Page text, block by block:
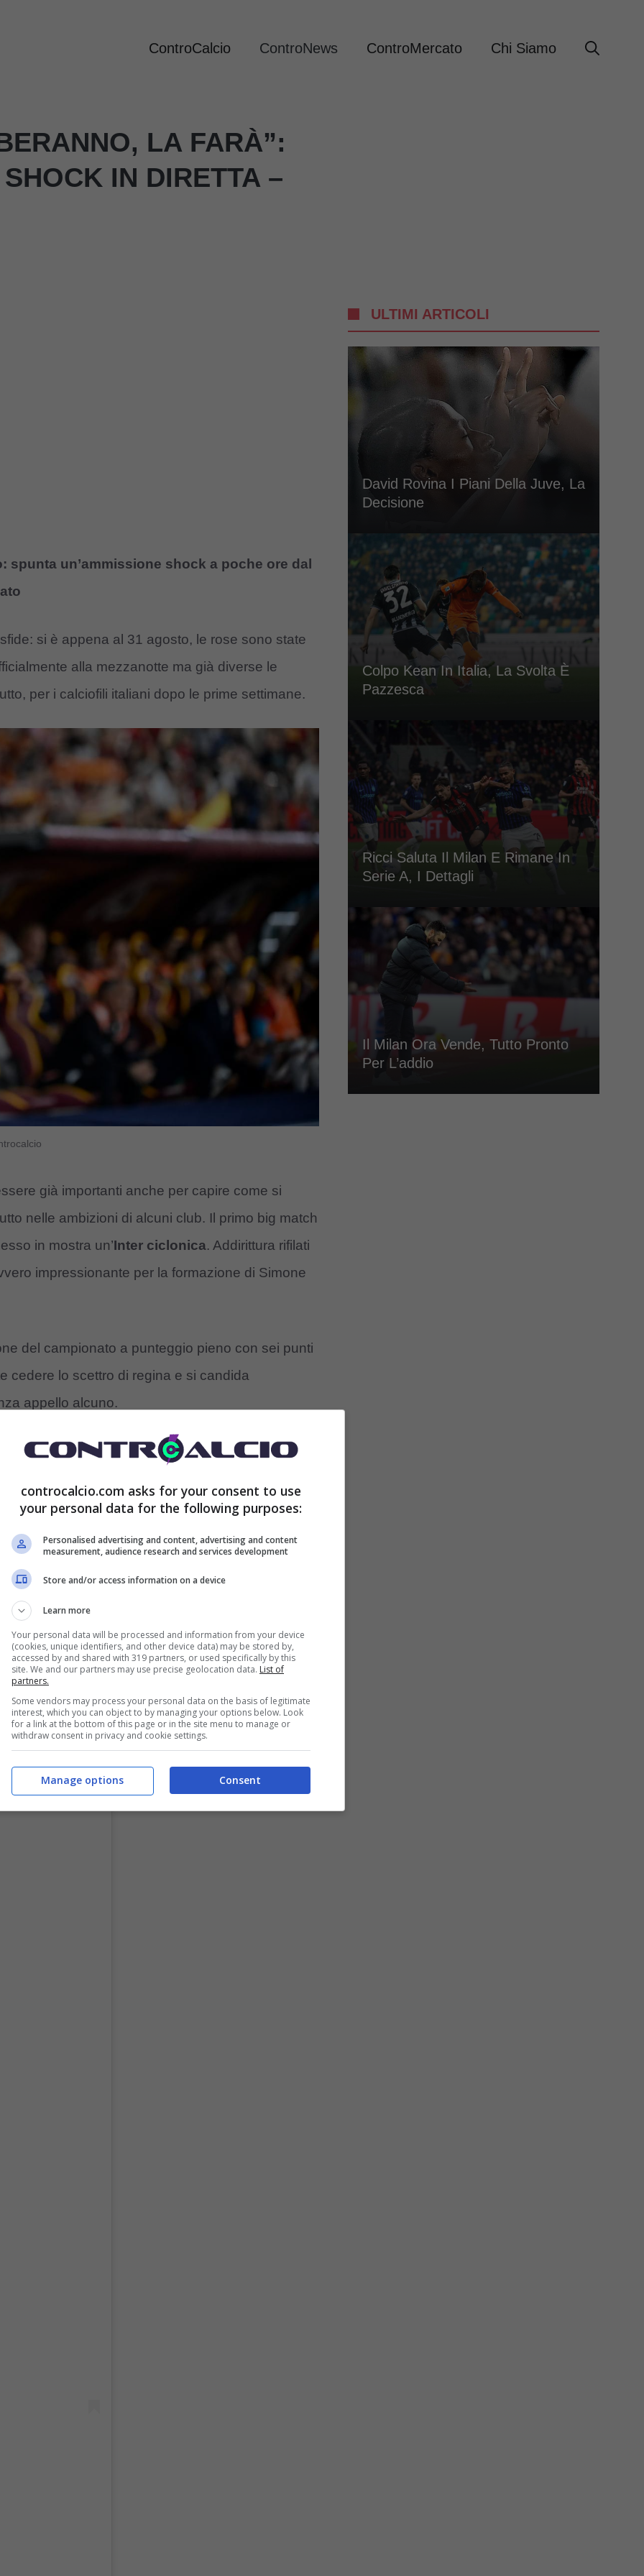
ControCalcio ControNews ControMercato Chi Siamo
LA FARÀ”:
IN DIRETTA –
spunta un’ammissione shock a poche ore dal
si è appena al 31 agosto, le rose sono state
alla mezzanotte ma già diverse le
per i calciofili italiani dopo le prime settimane.
già importanti anche per capire come si
nelle ambizioni di alcuni club. Il primo big match
in mostra un’Inter ciclonica. Addirittura rifilati
impressionante per la formazione di Simone
del campionato a punteggio pieno con sei punti
cedere lo scettro di regina e si candida
appello alcuno.
diretta: ecco cosa ha detto
il Milanancora alla ricerca della prima vittoria in
Ed i rossoneri sfideranno la Lazio, a quota tre
turno per mano dell’Udinese.
la Roma
stagione. Il tecnico capitolino al momento
acquisti che non ha certo entusiasmato e
– da risolvere.
ULTIMI ARTICOLI
David Rovina I Piani Della Juve, La
Decisione
Colpo Kean In Italia, La Svolta È
Pazzesca
Ricci Saluta Il Milan E Rimane In
Serie A, I Dettagli
Il Milan Ora Vende, Tutto Pronto
Per L’addio
controcalcio.com asks for your consent to use
your personal data for the following purposes:
Personalised advertising and content, advertising and content
measurement, audience research and services development
Store and/or access information on a device
Learn more
Your personal data will be processed and information from your device
(cookies, unique identifiers, and other device data) may be stored by,
accessed by and shared with 319 partners, or used specifically by this
site. We and our partners may use precise geolocation data. List of
partners.
Some vendors may process your personal data on the basis of legitimate
interest, which you can object to by managing your options below. Look
for a link at the bottom of this page or in the site menu to manage or
withdraw consent in privacy and cookie settings.
Consent
Manage options